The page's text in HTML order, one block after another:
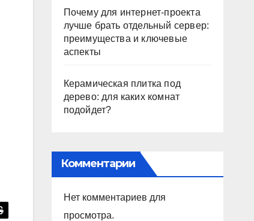
Почему для интернет-проекта
лучше брать отдельный сервер:
преимущества и ключевые
аспекты
Керамическая плитка под
дерево: для каких комнат
подойдет?
Комментарии
Нет комментариев для
просмотра.